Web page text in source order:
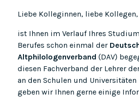
Liebe Kolleginnen, liebe Kollegen,
ist Ihnen im Verlauf Ihres
Berufes schon einmal der
Altphilologenverband (DAV)
diesen Fachverband der Lehrer
an den Schulen und Universitäten
geben wir Ihnen gerne einige